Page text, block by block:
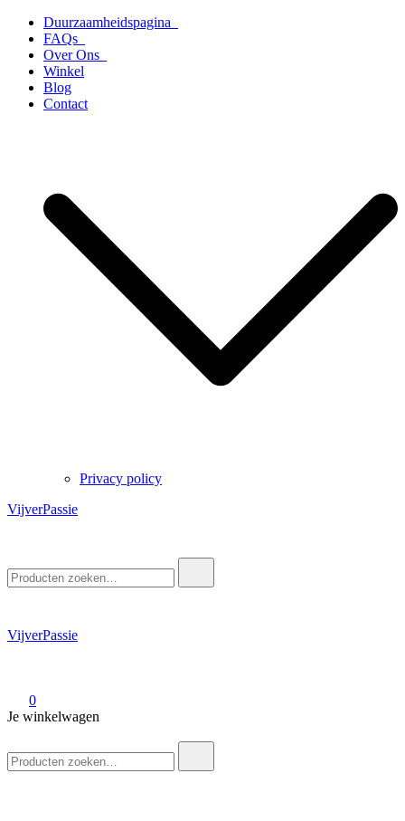
naar
inhoud
Duurzaamheidspagina
FAQs
Over Ons
Winkel
Blog
Contact
Privacy policy
VijverPassie
naar:
VijverPassie
0
Je winkelwagen
naar: